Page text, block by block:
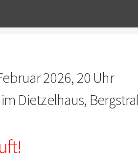
2026, 20 Uhr
Dietzelhaus,